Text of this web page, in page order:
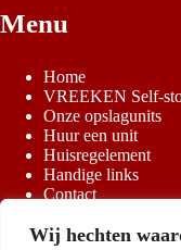
Wij hechten
Menu
Home
VREEKEN Self-
Onze opslagunits
Huur een unit
Huisregelement
Handige links
Contact